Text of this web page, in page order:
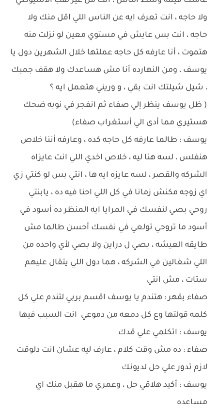
ولا حاجه ، انت تعرف ايه عن الناس اللي اقل منك ولا
حاجه ، انت بس عايش في مستوي معين لو نزلت منه
هتموت ، أنا عارفه كل حاجه عملتها خلال الشهرين دول يا
يوسف ، ومن النهارده أنا مش هساعدك ولا هقف جمبك
، شيل شيلتك انت بقي ، و وريني هتعمل ايه ؟
( ظل يوسف ينظر إلي صفاء ثم انفجر في نوبه ضحك
هستيري مما أدى الي أستغراب صفاء)
يوسف : طالما عارفه كل حاجه كده ، وعارفه أننا خلاص
هنفلس ، لسه هنا ليه ، خلاص اخدي اللي انت عايزاه
الشركه والقصر ، لسه عايزه ايه ها ، انتي بس لو كنتي زي
اي زوجه مكنش زمانا في كل اللي احنا فيه ده ، يابنتي
روحي بصي لنفسك في المرايا ايه المنظر ده أسود في
أسود ما تروحي تولعي في نفسك أحسن طالما مش
طايقه العيشه ، بصي ل دراين ولا بصي لأي واحده من
اللي شغالين في الشركه ، هما دول اللي يتقال عليهم
ستات ، مش انتي
صفاء بقهر : هتندم يا يوسف اقسم بربي لتندم علي كل
كلمه قولتها وع كل دمعه من دموعي انت السبب فيها
يوسف : اتكلمي علي قدك
صفاء : ده مش وقت كلام ، عارف ليه عشان انت دلوقت
لازم تدور علي حل لديونك
يوسف : أكيد هلاقي حل ، وعمري ما هقبل منك اي
مساعده